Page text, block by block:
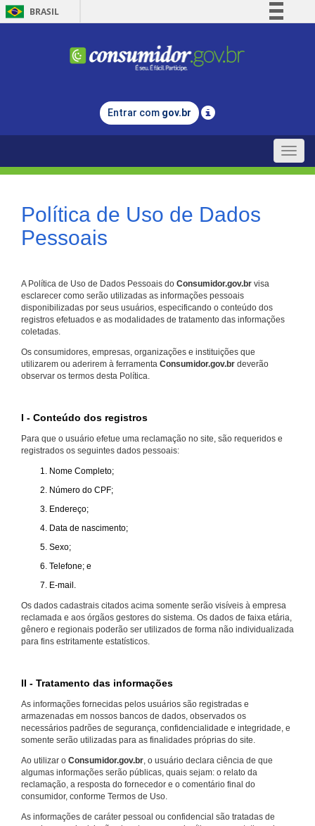
BRASIL
Comunica BR
Legislação
Entrar com gov.br
Toggle
Política de Uso de Dados
Pessoais
A Política de Uso de Dados Pessoais do Consumidor.gov.br visa
esclarecer como serão utilizadas as informações pessoais
disponibilizadas por seus usuários, especificando o conteúdo dos
registros efetuados e as modalidades de tratamento das informações
coletadas.
Os consumidores, empresas, organizações e instituições que
utilizarem ou aderirem à ferramenta Consumidor.gov.br deverão
observar os termos desta Política.
I - Conteúdo dos registros
Para que o usuário efetue uma reclamação no site, são requeridos e
registrados os seguintes dados pessoais:
Nome Completo;
Número do CPF;
Endereço;
Data de nascimento;
Sexo;
Telefone; e
E-mail.
Os dados cadastrais citados acima somente serão visíveis à empresa
reclamada e aos órgãos gestores do sistema. Os dados de faixa etária,
gênero e regionais poderão ser utilizados de forma não individualizada
para fins estritamente estatísticos.
II - Tratamento das informações
As informações fornecidas pelos usuários são registradas e
armazenadas em nossos bancos de dados, observados os
necessários padrões de segurança, confidencialidade e integridade, e
somente serão utilizadas para as finalidades próprias do site.
Ao utilizar o Consumidor.gov.br, o usuário declara ciência de que
algumas informações serão públicas, quais sejam: o relato da
reclamação, a resposta do fornecedor e o comentário final do
consumidor, conforme Termos de Uso.
As informações de caráter pessoal ou confidencial são tratadas de